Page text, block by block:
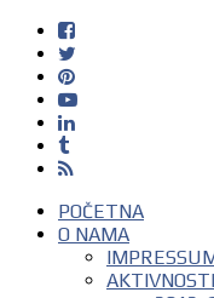
POČETNA
O NAMA
AKTIVNOSTI